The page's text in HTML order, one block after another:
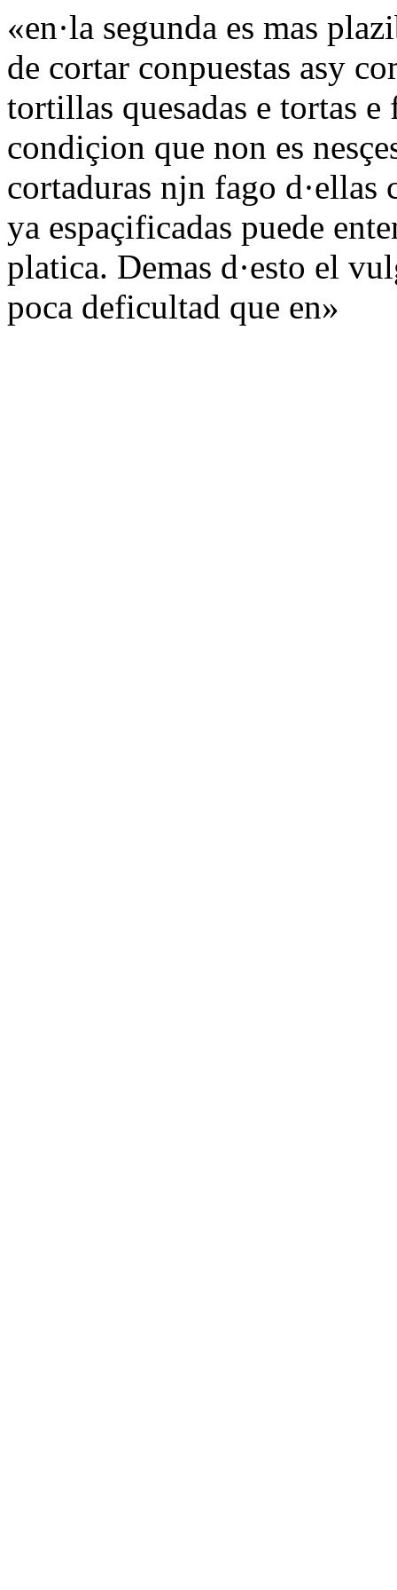
«en·la segunda es mas
de cortar conpuestas asy
tortillas quesadas e tortas e
condiçion que non es
cortaduras njn fago d·ellas
ya espaçificadas puede
platica. Demas d·esto el
poca deficultad que en»